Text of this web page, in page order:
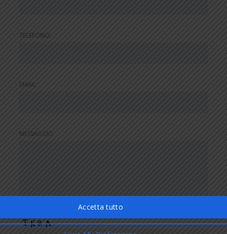
TELEFONO:
EMAIL:
MESSAGGIO